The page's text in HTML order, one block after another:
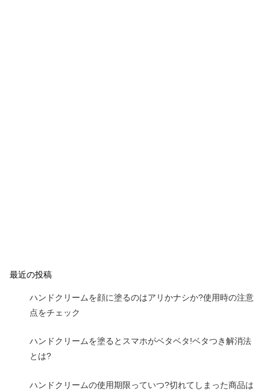
最近の投稿
ハンドクリームを顔に塗るのはアリかナシか?使用時の注意
点をチェック
ハンドクリームを塗るとスマホがベタベタ!ベタつき解消法
とは?
ハンドクリームの使用期限っていつ?切れてしまった商品は